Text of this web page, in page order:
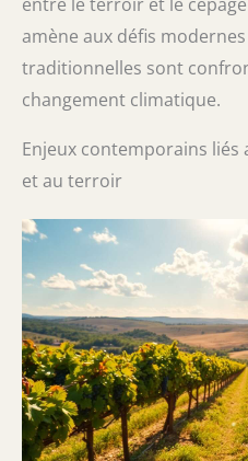
amène aux défis
traditionnelles sont
changement climatique.
Enjeux contemporains
et au terroir